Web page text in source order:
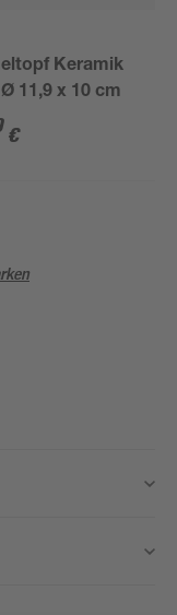
Keramik
11,9 x 10 cm
€